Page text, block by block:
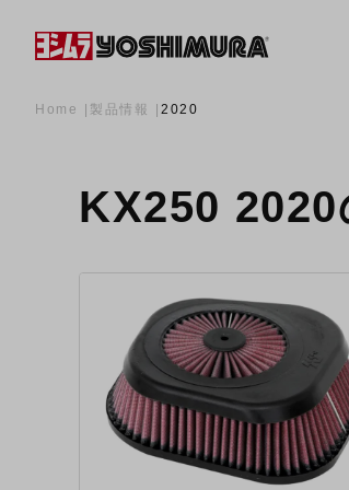
Home 製品情報 2020
KX250 2020